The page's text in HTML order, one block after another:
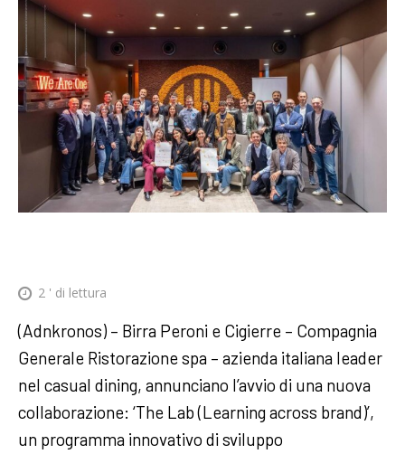
2 ' di lettura
(Adnkronos) – Birra Peroni e Cigierre – Compagnia
Generale Ristorazione spa – azienda italiana leader
nel casual dining, annunciano l’avvio di una nuova
collaborazione: ‘The Lab (Learning across brand)’,
un programma innovativo di sviluppo